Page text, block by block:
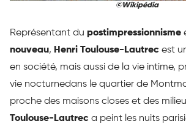
©Wikipédia
Représentant du postimpressionnisme
nouveau, Henri Toulouse-Lautrec est
en société, mais aussi de la vie intime,
vie nocturnedans le quartier de
proche des maisons closes et des
Toulouse-Lautrec a peint les nuits